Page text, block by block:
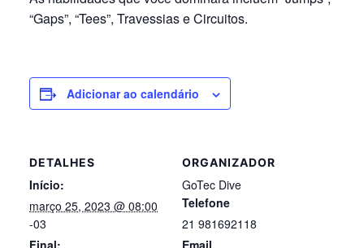
“Gaps”, “Tees”, Travessias e Circuitos.
Adicionar ao calendário
DETALHES
Início:
março 25, 2023 @ 08:00
-03
Final:
ORGANIZADOR
GoTec Dive
Telefone
21 981692118
Email